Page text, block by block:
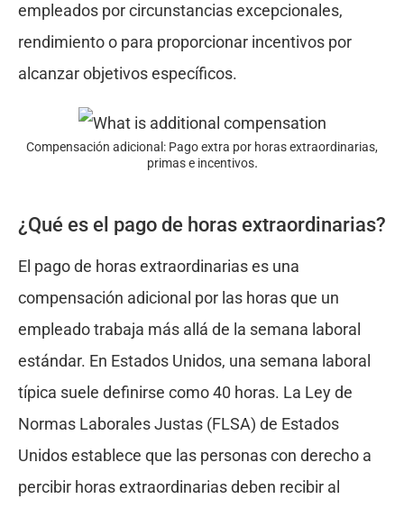
empleados por circunstancias excepcionales,
rendimiento o para proporcionar incentivos por
alcanzar objetivos específicos.
Compensación adicional: Pago extra por horas extraordinarias,
primas e incentivos.
¿Qué es el pago de horas extraordinarias?
El pago de horas extraordinarias es una
compensación adicional por las horas que un
empleado trabaja más allá de la semana laboral
estándar. En Estados Unidos, una semana laboral
típica suele definirse como 40 horas. La Ley de
Normas Laborales Justas (FLSA) de Estados
Unidos establece que las personas con derecho a
percibir horas extraordinarias deben recibir al